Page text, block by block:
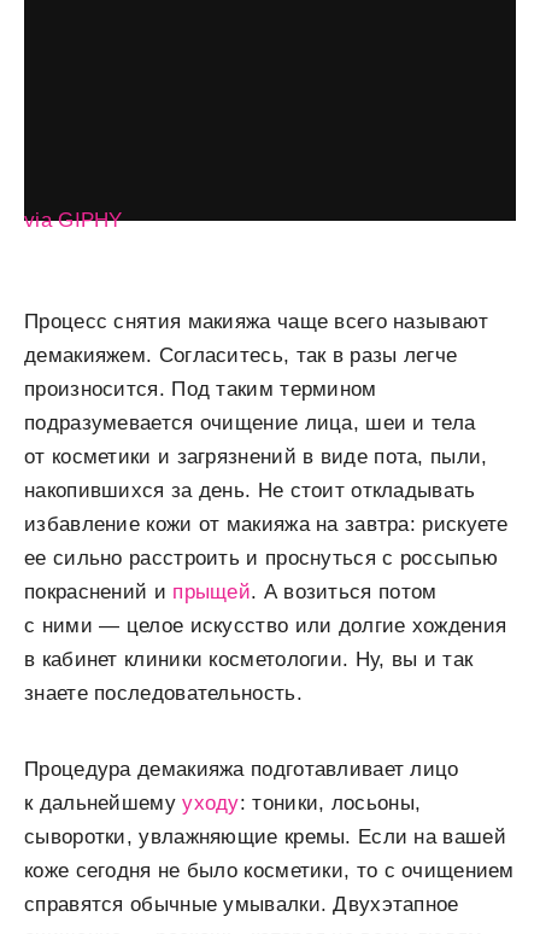
via GIPHY
Процесс снятия макияжа чаще всего называют
демакияжем. Согласитесь, так в разы легче
произносится. Под таким термином
подразумевается очищение лица, шеи и тела
от косметики и загрязнений в виде пота, пыли,
накопившихся за день. Не стоит откладывать
избавление кожи от макияжа на завтра: рискуете
ее сильно расстроить и проснуться с россыпью
покраснений и прыщей. А возиться потом
с ними — целое искусство или долгие хождения
в кабинет клиники косметологии. Ну, вы и так
знаете последовательность.
Процедура демакияжа подготавливает лицо
к дальнейшемууходу: тоники, лосьоны,
сыворотки, увлажняющие кремы. Если на вашей
коже сегодня не было косметики, то с очищением
справятся обычные умывалки. Двухэтапное